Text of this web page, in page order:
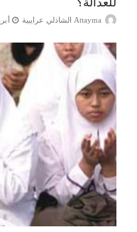
Attayma الشاذلي عرايبية أبريل